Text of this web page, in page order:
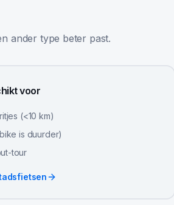
ander type beter past.
voor
(<10 km)
is duurder)
tour